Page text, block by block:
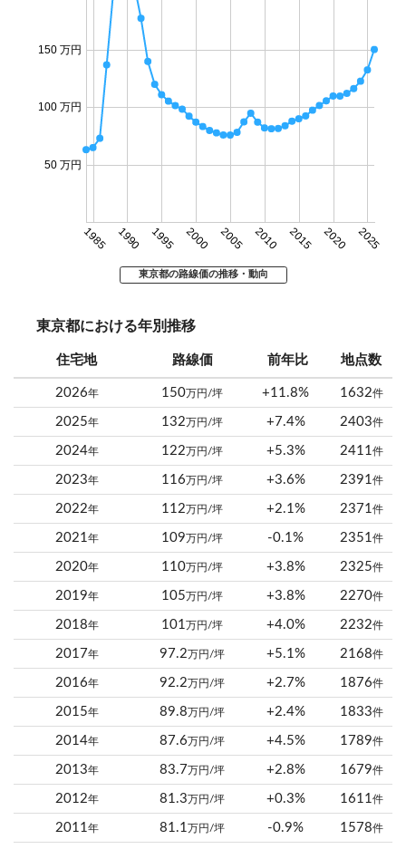
1985 1990 1995 2000 2005 2010 2015 2020 2025
50 万円
100 万円
150 万円
東京都の路線価の推移・動向
東京都における年別推移
住宅地 路線価 前年比 地点数
2026年 150 万円/坪 +11.8% 1632件
2025年 132 万円/坪 +7.4% 2403件
2024年 122 万円/坪 +5.3% 2411件
2023年 116 万円/坪 +3.6% 2391件
2022年 112 万円/坪 +2.1% 2371件
2021年 109 万円/坪 -0.1% 2351件
2020年 110 万円/坪 +3.8% 2325件
2019年 105 万円/坪 +3.8% 2270件
2018年 101 万円/坪 +4.0% 2232件
2017年 97.2 万円/坪 +5.1% 2168件
2016年 92.2 万円/坪 +2.7% 1876件
2015年 89.8 万円/坪 +2.4% 1833件
2014年 87.6 万円/坪 +4.5% 1789件
2013年 83.7 万円/坪 +2.8% 1679件
2012年 81.3 万円/坪 +0.3% 1611件
2011年 81.1 万円/坪 -0.9% 1578件